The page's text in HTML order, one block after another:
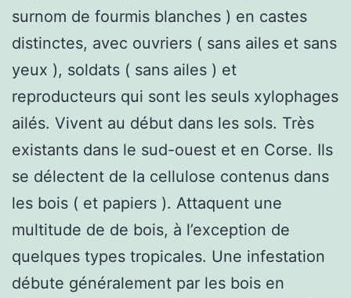
surnom de fourmis blanches ) en castes
distinctes, avec ouvriers ( sans ailes et sans
yeux ), soldats ( sans ailes ) et
reproducteurs qui sont les seuls xylophages
ailés. Vivent au début dans les sols. Très
existants dans le sud-ouest et en Corse. Ils
se délectent de la cellulose contenus dans
les bois ( et papiers ). Attaquent une
multitude de de bois, à l’exception de
quelques types tropicales. Une infestation
débute généralement par les bois en